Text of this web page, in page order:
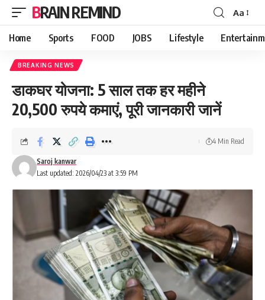
BRAIN REMIND
Font
Resizer
Aa
Home Sports FOOD JOBS Lifestyle
BREAKING NEWS
डाकघर योजना: 5 साल तक हर महीने
20,500 रुपये कमाएं, पूरी जानकारी जानें
Last updated: 2026/04/23 at 3:59 PM
Saroj kanwar
4 Min Read